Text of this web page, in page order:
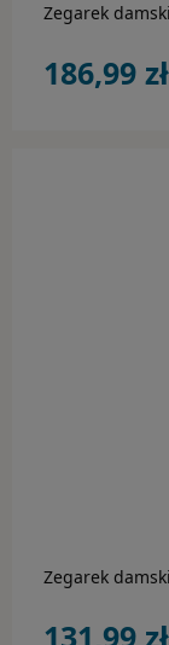
Zegarek
186,99 zł
Zegarek
131,99 zł